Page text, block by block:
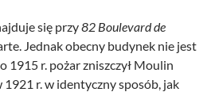
się przy82 Boulevard de
Jednak obecny budynek nie jest
1915 r. pożar zniszczył Moulin
r. w identyczny sposób, jak